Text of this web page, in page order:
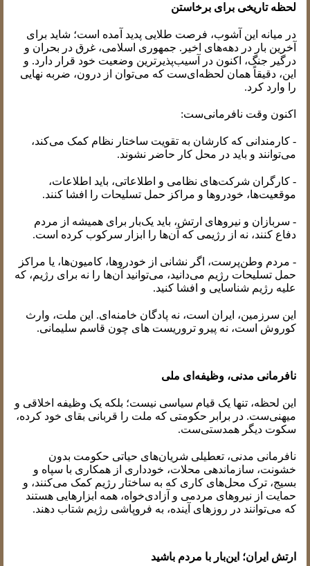
لحظه تاریخی برای برخاستن
در میانه این آشوب، فرصت طلایی پدید آمده است؛ شاید برای
آخرین بار در دهه‌های اخیر. جمهوری اسلامی، غرق در بحران و
درگیر جنگ، اکنون در آسیب‌پذیرترین وضعیت خود قرار دارد. و
این، دقیقاً همان لحظه‌ای‌ست که می‌توان از درون، ضربه نهایی
را وارد کرد.
اکنون وقت نافرمانی‌ست:
- کارمندانی که کارشان به تقویت ساختار نظام کمک می‌کند،
می‌توانند و باید در محل کار حاضر نشوند.
- کارگران شرکت‌های نظامی و اطلاعاتی، باید اطلاعات،
موقعیت‌ها، خودروها و مراکز حمل تسلیحات را افشا کنند.
- سربازان و نیروهای ارتش، باید یک‌بار برای همیشه از مردم
دفاع کنند، نه از رژیمی که آن‌ها را ابزار سرکوب کرده است.
- مردم وطن‌پرست، اگر نشانی از خودروها، کامیون‌ها، یا مراکز
حمل تسلیحات رژیم می‌دانید، می‌توانید آن‌ها را نه برای رژیم، که
علیه رژیم شناسایی و افشا کنید.
این سرزمین، ایران است، نه پادگان خامنه‌ای. این ملت، وارث
کوروش است، نه پیرو تروریست های چون قاسم سلیمانی.
نافرمانی مدنی، وظیفه‌ای ملی
این لحظه، تنها یک قیام سیاسی نیست؛ بلکه یک وظیفه اخلاقی و
میهنی‌ست. در برابر حکومتی که ملت را قربانی بقای خود کرده،
سکوت دیگر همدستی‌ست.
نافرمانی مدنی، تعطیلی شریان‌های حیاتی حکومت بدون
خشونت، سازماندهی محلات، خودداری از همکاری با سپاه و
بسیج، ترک محل‌های کاری که به ساختار رژیم کمک می‌کنند، و
حمایت از نیروهای مردمی و آزادی‌خواه، همه ابزارهایی هستند
که می‌توانند در روزهای آینده، به فروپاشی رژیم شتاب دهند.
ارتش ایران؛ این‌بار با مردم باشید